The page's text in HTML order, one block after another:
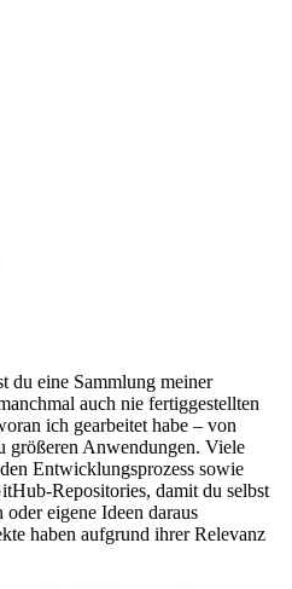
du eine Sammlung meiner
auch nie fertiggestellten
ich gearbeitet habe – von
größeren Anwendungen. Viele
Entwicklungsprozess sowie
Repositories, damit du selbst
eigene Ideen daraus
haben aufgrund ihrer Relevanz